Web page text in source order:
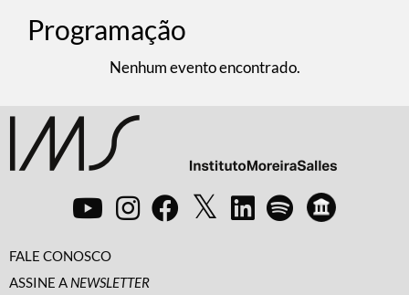
Programação
Nenhum evento encontrado.
FALE CONOSCO
ASSINE A NEWSLETTER